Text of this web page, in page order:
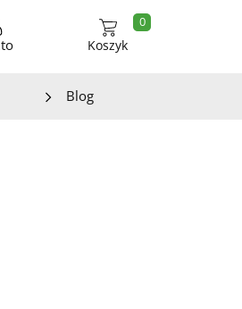
Koszyk
0
Blog